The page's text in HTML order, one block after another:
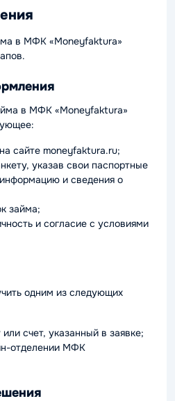
в МФК «Moneyfaktura»
в МФК «Moneyfaktura»
сайте moneyfaktura.ru;
указав свои паспортные
и сведения о
займа;
и согласие с условиями
одним из следующих
счет, указанный в заявке;
отделении МФК